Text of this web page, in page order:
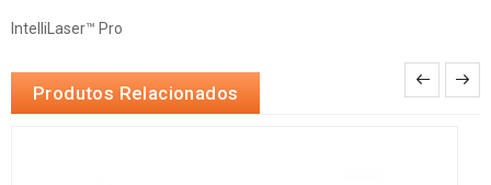
IntelliLaser™ Pro
Produtos Relacionados